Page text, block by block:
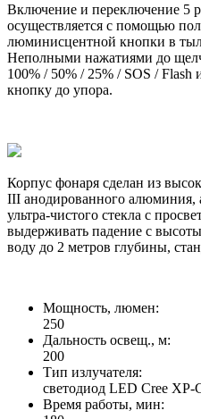
Включение и переключение 5
осуществляется с помощью
люминисцентной кнопки в
Неполными нажатиями до
100% / 50% / 25% / SOS /
кнопку до упора.
Корпус фонаря сделан из
III анодированного алюминия,
ультра-чистого стекла с
выдерживать падение с
воду до 2 метров глубины,
Мощность, люмен:
250
Дальность освещ., м:
200
Тип излучателя:
светодиод LED Cree XP-
Время работы, мин: